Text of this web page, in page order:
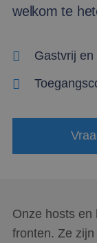
welkom te
Gastvrij
Onze hosts en
fronten. Ze